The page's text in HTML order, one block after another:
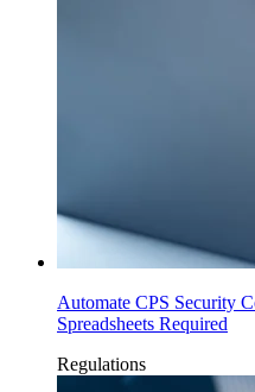
Automate CPS Security
Spreadsheets Required
Regulations